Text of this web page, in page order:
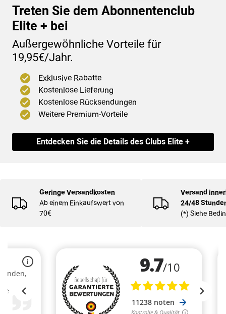
Treten Sie dem Abonnentenclub
Elite + bei
Außergewöhnliche Vorteile für
19,95€/Jahr.
Exklusive Rabatte
Kostenlose Lieferung
Kostenlose Rücksendungen
Weitere Premium-Vorteile
Entdecken Sie die Details des Clubs Elite +
Geringe Versandkosten
Ab einem Einkaufswert von
70€
Versand
24/48
(*) Siehe